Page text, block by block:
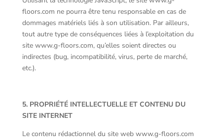
floors.com ne pourra être tenu responsable en cas de
dommages matériels liés à son utilisation. Par ailleurs,
tout autre type de conséquences liées à l’exploitation du
site www.g-floors.com, qu’elles soient directes ou
indirectes (bug, incompatibilité, virus, perte de marché,
etc.).
5. PROPRIÉTÉ INTELLECTUELLE ET CONTENU DU
SITE INTERNET
Le contenu rédactionnel du site web www.g-floors.com